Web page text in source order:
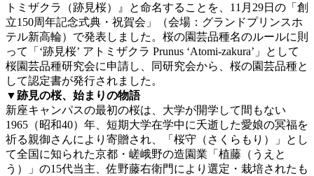
トミザクラ（跡見桜）』と命名することを、11月29日の「創
立150周年記念式典・祝賀会」（会場：グランドプリンスホ
テル新高輪）で発表しました。桜の園芸品種名のルールに則
って「‘跡見桜’ アトミザクラ Prunus ‘Atomi-zakura’」として
桜園芸品種研究会に申請し、同研究会から、桜の園芸品種と
して認定書が発行されました。
▼跡見の桜、始まりの物語
新座キャンパスの最初の桜は、大学が開学して間もない
1965（昭和40）年、短期大学在学中に夭逝した愛娘の冥福を
祈る親御さんにより寄贈され、「桜守（さくらもり）」とし
て全国に知られた京都・嵯峨野の造園業「植藤（うえと
う）」の15代当主、佐野藤右衛門により選定・栽培されたも